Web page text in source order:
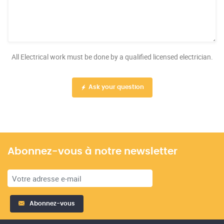
All Electrical work must be done by a qualified licensed electrician.
Ask your question
Abonnez-vous à notre newsletter
Abonnez-vous